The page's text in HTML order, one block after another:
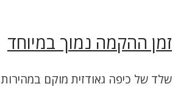
זמן ההקמה נמוך במיוחד
שלד של כיפה גאודזית מוקם